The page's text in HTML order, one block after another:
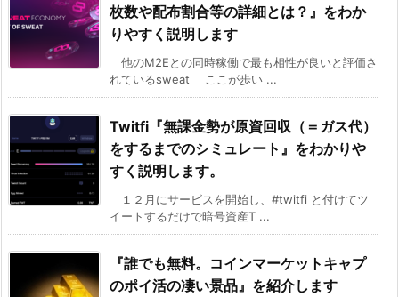
枚数や配布割合等の詳細とは？』をわか
りやすく説明します
他のM2Eとの同時稼働で最も相性が良いと評価さ
れているsweat ここが歩い ...
Twitfi『無課金勢が原資回収（＝ガス代）
をするまでのシミュレート』をわかりや
すく説明します。
１２月にサービスを開始し、#twitfi と付けてツ
イートするだけで暗号資産T ...
『誰でも無料。コインマーケットキャプ
のポイ活の凄い景品』を紹介します